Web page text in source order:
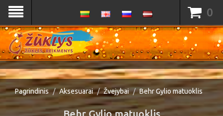
0
Pagrindinis Aksesuarai Žvejybai Behr Gylio matuoklis